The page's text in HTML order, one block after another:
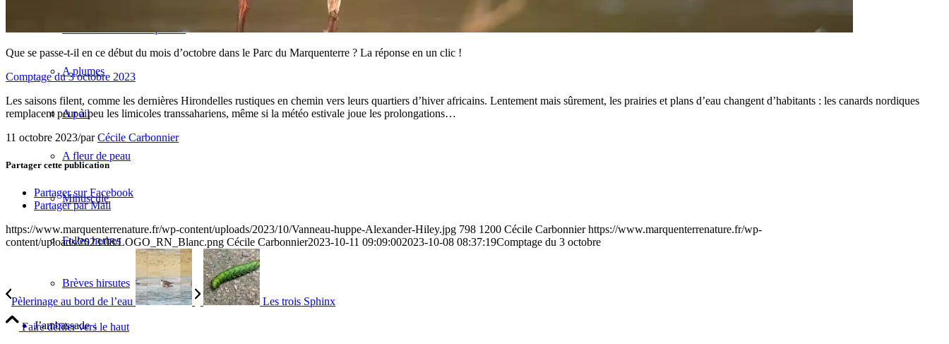
Faune et flore remarquables
A plumes
A poil
A fleur de peau
Minuscule
Folles herbes
Brèves hirsutes
J’ambassade ↓
Que se passe-t-il en ce début du mois d’octobre dans le Parc du Marquenterre ? La réponse en un clic !
Comptage du 3 octobre 2023
Les saisons filent, comme les dernières Hirondelles rustiques en chemin vers leurs quartiers d’hiver africains. Lentement mais sûrement, les prairies et plans d’eau changent d’habitants : les canards nordiques
remplacent peur à peu les limicoles transsahariens, même si la météo estivale joue les prolongations…
11 octobre 2023/parCécile Carbonnier
Partager cette publication
Partager sur Facebook
Partager par Mail
https://www.marquenterrenature.fr/wp-content/uploads/2023/10/Vanneau-huppe-Alexander-Hiley.jpg 798 1200 Cécile Carbonnier https://www.marquenterrenature.fr/wp-
content/uploads/2023/08/LOGO_RN_Blanc.png Cécile Carbonnier2023-10-11 09:09:002023-10-08 08:37:19Comptage du 3 octobre
Pèlerinage au bord de l’eau Les trois Sphinx
Faire défiler vers le haut